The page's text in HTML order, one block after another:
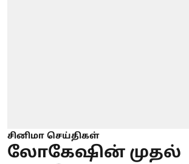
சினிமா செய்திகள்
லோகேஷின் முதல்